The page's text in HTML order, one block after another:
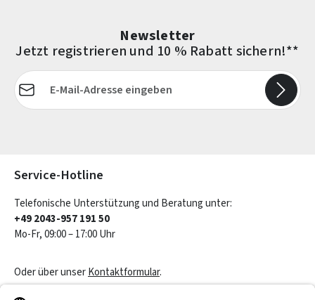
Newsletter
Jetzt registrieren und 10 % Rabatt sichern!**
E-Mail-Adresse*
Service-Hotline
Telefonische Unterstützung und Beratung unter:
+49 2043-957 191 50
Mo-Fr, 09:00 – 17:00 Uhr
Oder über unserKontaktformular.